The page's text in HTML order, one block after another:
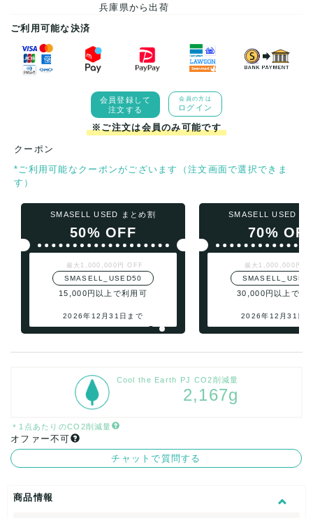
兵庫県から出荷
ご利用可能な決済
会員登録して
注文する
会員の方は
ログイン
※ご注文は会員のみ可能です
クーポン
*ご利用可能なクーポンがございます（注文画面で選択できま
す）
SMASELL USED まとめ割
50% OFF
最大1,000,000円 OFF
SMASELL_USED50
15,000円以上で利用可
2026年12月31日まで
SMASELL USED ま
70%
最大1,000,000円
30,000円以上で利
2026年12月31日
Cool the Earth PJ CO2削減量
2,167g
＊1点あたりのCO2削減量
オファー不可
チャットで質問する
商品情報